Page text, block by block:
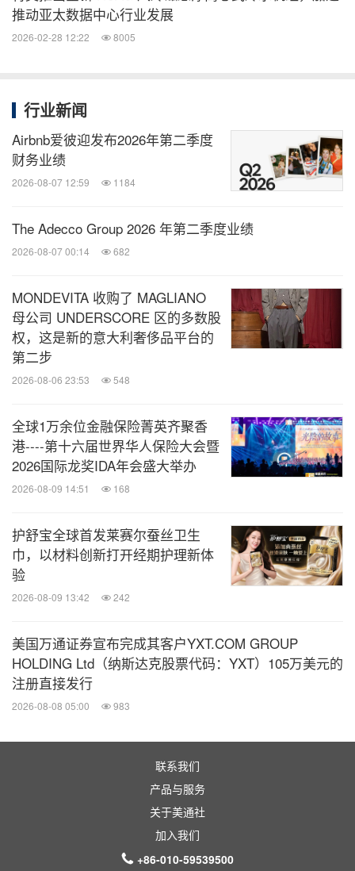
用暖通空调自有业务订单量实现低两位数增长。
报告销售额增长16%，包括收购带来的约5个百分
点的增长，但被汇兑带来的约12个百分点的负面影
响所抵消。自有业务销售额增长23%。
史均值约40%。
美国通用会计准则营业利润率提高140个基点，调
利润率提高80个基点。
强劲的订单量增长、积极的价格实现和生产率提
升，超额抵消了供应链挑战所带来的原材料和其他
通货膨胀以及客户服务成本上涨带来的负面影响。
亚太市场：亚太地区积极为客户创新。亚太市场业务
包括暖通空调系统与服务、商用楼宇建筑解决方案以
单位（百万美元） Q4 2022 Q4 2021 同比变化
净销售额 $375.5 $337.0 11 %
美国通用会计准则营运收益
20.2 %
$76.5
20.4 % 18.0 %
推动亚太数据中心行业发展
2026-02-28 12:22 8005
行业新闻
Airbnb爱彼迎发布2026年第二季度
财务业绩
2026-08-07 12:59 1184
The Adecco Group 2026 年第二季度业绩
2026-08-07 00:14 682
MONDEVITA 收购了 MAGLIANO
母公司 UNDERSCORE 区的多数股
权，这是新的意大利奢侈品平台的
第二步
2026-08-06 23:53 548
全球1万余位金融保险菁英齐聚香
港----第十六届世界华人保险大会暨
2026国际龙奖IDA年会盛大举办
2026-08-09 14:51 168
护舒宝全球首发莱赛尔蚕丝卫生
巾，以材料创新打开经期护理新体
验
2026-08-09 13:42 242
美国万通证券宣布完成其客户YXT.COM GROUP
HOLDING Ltd（纳斯达克股票代码：YXT）105万美元的
注册直接发行
2026-08-08 05:00 983
联系我们
产品与服务
关于美通社
加入我们
+86-010-59539500